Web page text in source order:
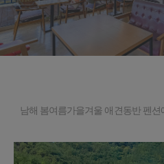
남해 봄여름가을겨울 애견동반 펜